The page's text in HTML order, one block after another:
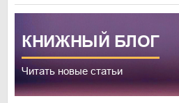
КНИЖНЫЙ БЛОГ
Читать новые статьи